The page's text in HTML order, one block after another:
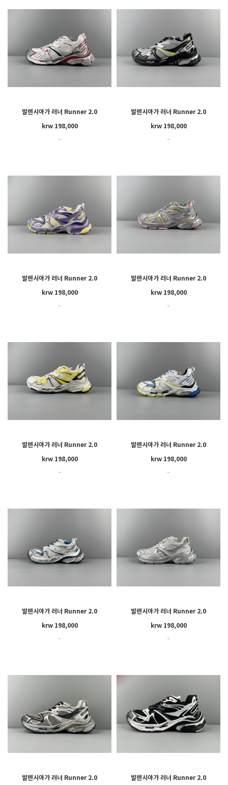
발렌시아가 러너 Runner 2.0
krw 198,000
~
발렌시아가 러너 Runner 2.0
krw 198,000
~
발렌시아가 러너 Runner 2.0
krw 198,000
~
발렌시아가 러너 Runner 2.0
krw 198,000
~
발렌시아가 러너 Runner 2.0
krw 198,000
~
발렌시아가 러너 Runner 2.0
krw 198,000
~
발렌시아가 러너 Runner 2.0
krw 198,000
~
발렌시아가 러너 Runner 2.0
krw 198,000
~
발렌시아가 러너 Runner 2.0 발렌시아가 러너 Runner 2.0